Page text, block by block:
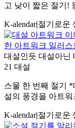
고 낮이 짧은 절기!
K-alendar|절기로운
대설인듯 대설아닌
21 대설
스물 한 번째 절기
설의 풍경을 아트
K-alendar|절기로운